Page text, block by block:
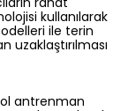
kullanılarak
ile terin
uzaklaştırılması
antrenman